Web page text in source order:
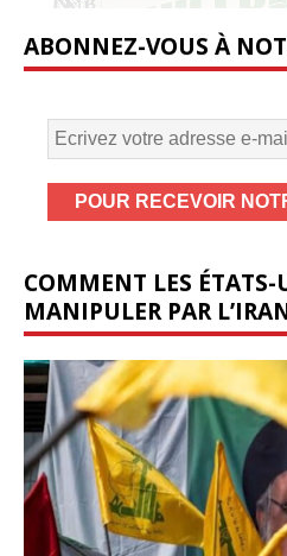
ABONNEZ-VOUS À
COMMENT LES ÉTATS-
MANIPULER PAR